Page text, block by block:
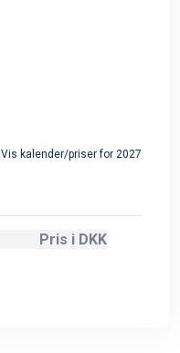
Vis kalender/priser for 2027
Pris i DKK